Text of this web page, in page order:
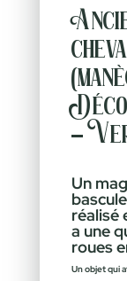
–
Un
réalisé
a une
roues
Un objet qui